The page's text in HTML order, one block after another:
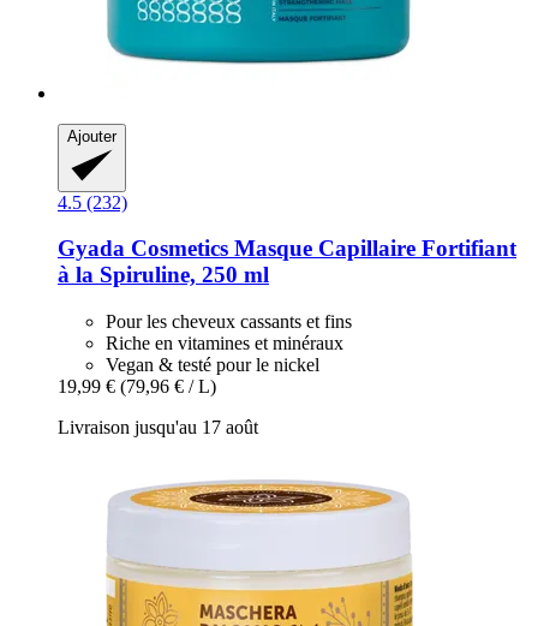
Ajouter
4.5 (232)
Gyada Cosmetics Masque Capillaire Fortifiant
à la Spiruline, 250 ml
Pour les cheveux cassants et fins
Riche en vitamines et minéraux
Vegan & testé pour le nickel
19,99 € (79,96 € / L)
Livraison jusqu'au 17 août